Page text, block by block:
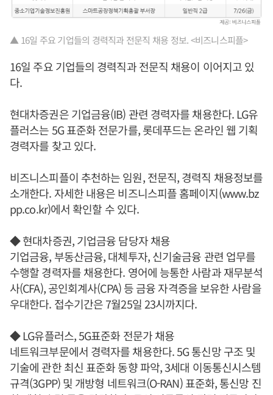
▲ 16일 주요 기업들의 경력직과 전문직 채용 정보. <비즈니스피플>
16일 주요 기업들의 경력직과 전문직 채용이 이어지고 있
다.
현대차증권은 기업금융(IB) 관련 경력자를 채용한다. LG유
플러스는 5G 표준화 전문가를, 롯데푸드는 온라인 웹 기획
경력자를 찾고 있다.
비즈니스피플이 추천하는 임원, 전문직, 경력직 채용정보를
소개한다. 자세한 내용은 비즈니스피플 홈페이지(www.bz
pp.co.kr)에서 확인할 수 있다.
◆ 현대차증권, 기업금융 담당자 채용
기업금융, 부동산금융, 대체투자, 신기술금융 관련 업무를
수행할 경력자를 채용한다. 영어에 능통한 사람과 재무분석
사(CFA), 공인회계사(CPA) 등 금융 자격증을 보유한 사람을
우대한다. 접수기간은 7월25일 23시까지다.
◆ LG유플러스, 5G표준화 전문가 채용
네트워크부문에서 경력자를 채용한다. 5G 통신망 구조 및
기술에 관한 최신 표준화 동향 파악, 3세대 이동통신시스템
규격(3GPP) 및 개방형 네트워크(O-RAN) 표준화, 통신망 진